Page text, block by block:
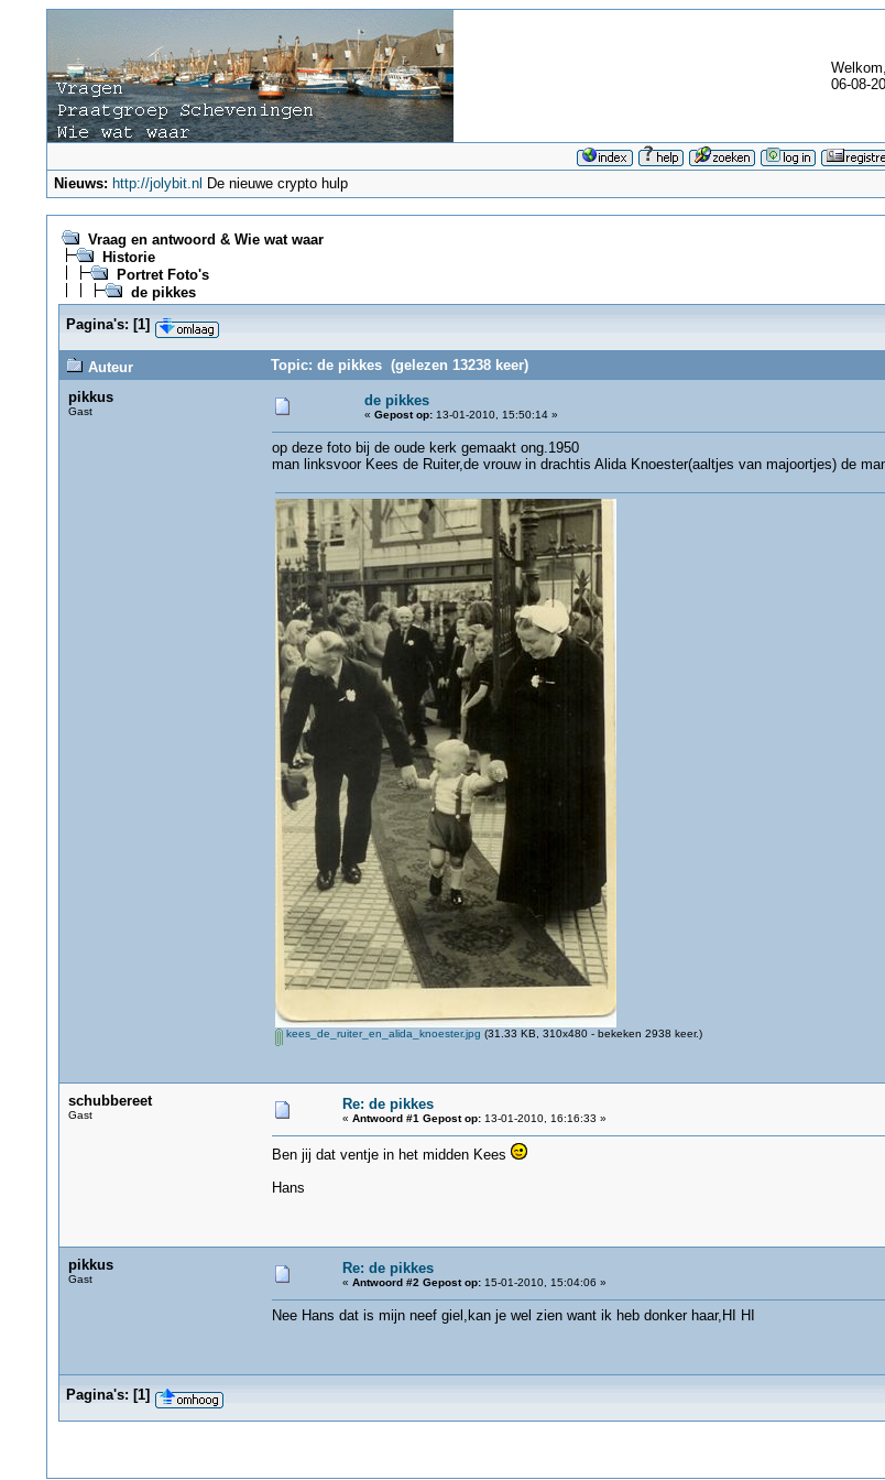
Welkom,
06-08-
Nieuws: http://jolybit.nl De nieuwe crypto hulp
Vraag en antwoord & Wie wat waar
Historie
Portret Foto's
de pikkes
Pagina's: [1]
Auteur
Topic: de pikkes (gelezen 13238 keer)
pikkus
Gast
de pikkes
« Gepost op:13-01-2010, 15:50:14 »
op deze foto bij de oude kerk gemaakt ong.1950
man linksvoor Kees de Ruiter,de vrouw in drachtis Alida Knoester(aaltjes van majoortjes) de
kees_de_ruiter_en_alida_knoester.jpg (31.33 KB, 310x480 - bekeken 2938 keer.)
schubbereet
Gast
Re: de pikkes
« Antwoord #1 Gepost op:13-01-2010, 16:16:33 »
Ben jij dat ventje in het midden Kees
Hans
pikkus
Gast
Re: de pikkes
« Antwoord #2 Gepost op:15-01-2010, 15:04:06 »
Nee Hans dat is mijn neef giel,kan je wel zien want ik heb donker haar,HI HI
Pagina's: [1]